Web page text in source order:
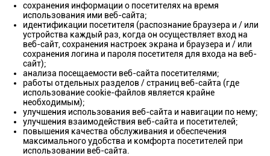
сохранения информации о посетителях на время
использования ими веб-сайта;
идентификации посетителя (распознание браузера и / или
устройства каждый раз, когда он осуществляет вход на
веб-сайт, сохранения настроек экрана и браузера и / или
сохранения логина и пароля посетителя для входа на веб-
сайт);
анализа посещаемости веб-сайта посетителями;
работы отдельных разделов / страниц веб-сайта (где
использование cookie-файлов является крайне
необходимым);
улучшения использования веб-сайта и навигации по нему;
улучшения взаимодействия веб-сайта и посетителей;
повышения качества обслуживания и обеспечения
максимального удобства и комфорта посетителей при
использовании веб-сайта.